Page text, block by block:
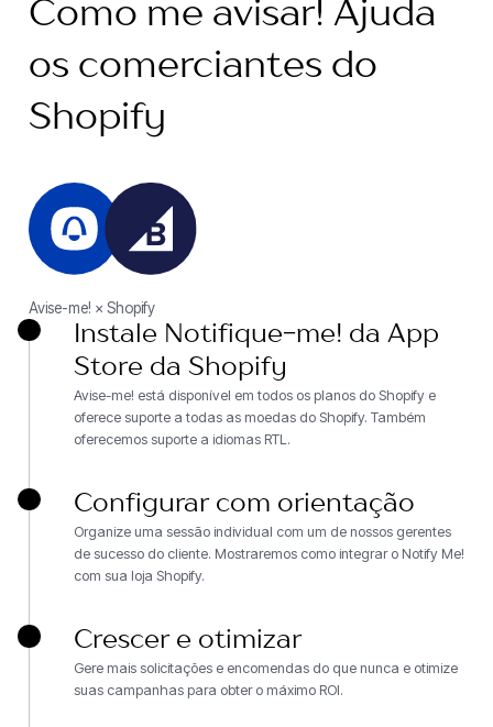
Como me avisar! Ajuda
os comerciantes do
Shopify
Avise-me! × Shopify
Instale Notifique-me! da App
Store da Shopify
Avise-me! está disponível em todos os planos do Shopify e
oferece suporte a todas as moedas do Shopify. Também
oferecemos suporte a idiomas RTL.
Configurar com orientação
Organize uma sessão individual com um de nossos gerentes
de sucesso do cliente. Mostraremos como integrar o Notify Me!
com sua loja Shopify.
Crescer e otimizar
Gere mais solicitações e encomendas do que nunca e otimize
suas campanhas para obter o máximo ROI.